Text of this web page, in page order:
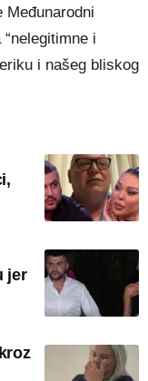
i
i našeg bliskog
jer